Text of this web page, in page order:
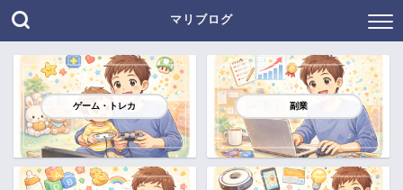
マリブログ
ゲーム・トレカ 副業